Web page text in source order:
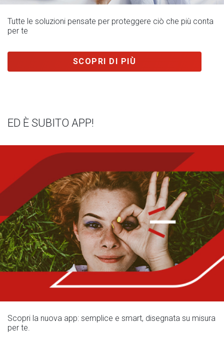
Tutte le soluzioni pensate per proteggere ciò che più conta
per te
SCOPRI DI PIÙ
ED È SUBITO APP!
Scopri la nuova app: semplice e smart, disegnata su misura
per te.